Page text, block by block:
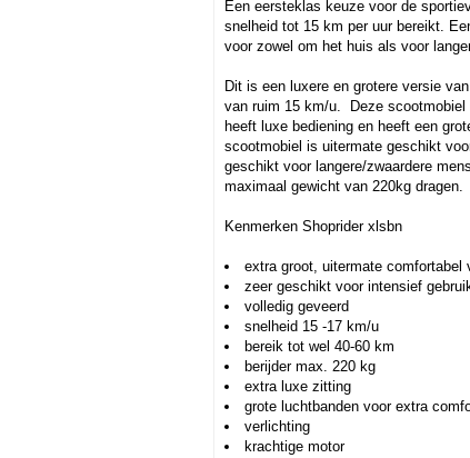
Een eersteklas keuze voor de
snelheid tot 15 km per uur bereikt.
voor zowel om het huis als voor
Dit is een luxere en grotere versie
van ruim 15 km/u. Deze
heeft luxe bediening en heeft een
scootmobiel is uitermate geschikt
geschikt voor langere/zwaardere
maximaal gewicht van 220kg dragen.
Kenmerken Shoprider xlsbn
extra groot, uitermate comfortabel
zeer geschikt voor intensief
volledig geveerd
snelheid 15 -17 km/u
bereik tot wel 40-60 km
berijder max. 220 kg
extra luxe zitting
grote luchtbanden voor extra
verlichting
krachtige motor